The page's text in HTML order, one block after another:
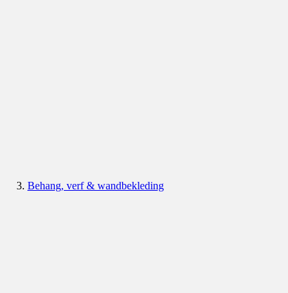
Behang, verf & wandbekleding